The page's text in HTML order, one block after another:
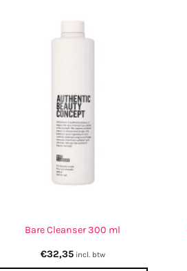
Bare Cleanser 300 ml
€32,35 incl. btw